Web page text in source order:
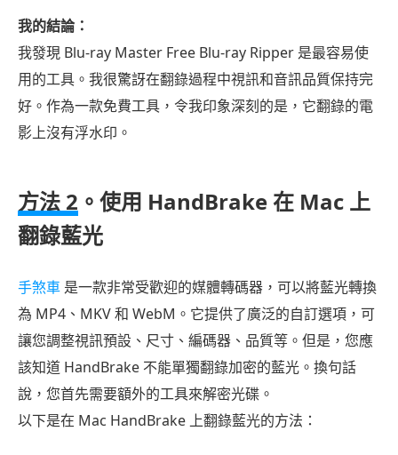
我的結論：
我發現 Blu-ray Master Free Blu-ray Ripper 是最容易使
用的工具。我很驚訝在翻錄過程中視訊和音訊品質保持完
好。作為一款免費工具，令我印象深刻的是，它翻錄的電
影上沒有浮水印。
方法 2 。使用 HandBrake 在 Mac 上
翻錄藍光
手煞車 是一款非常受歡迎的媒體轉碼器，可以將藍光轉換
為 MP4、MKV 和 WebM。它提供了廣泛的自訂選項，可
讓您調整視訊預設、尺寸、編碼器、品質等。但是，您應
該知道 HandBrake 不能單獨翻錄加密的藍光。換句話
說，您首先需要額外的工具來解密光碟。
以下是在 Mac HandBrake 上翻錄藍光的方法：